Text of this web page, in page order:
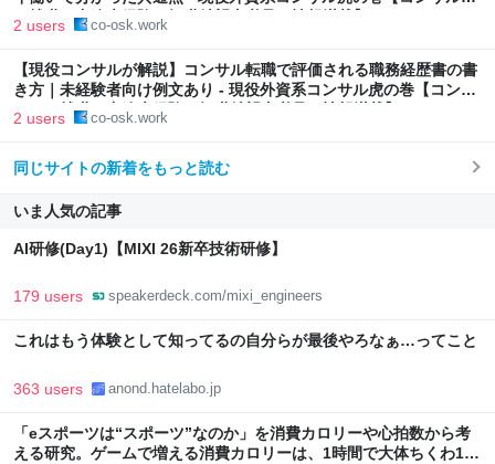
の就職・中途未経験の転職希望者必見の情報満載】
2 users co-osk.work
【現役コンサルが解説】コンサル転職で評価される職務経歴書の書
き方｜未経験者向け例文あり - 現役外資系コンサル虎の巻【コンサ
ルへの就職・中途未経験の転職希望者必見の情報満載】
2 users co-osk.work
同じサイトの新着をもっと読む
いま人気の記事
AI研修(Day1)【MIXI 26新卒技術研修】
179 users speakerdeck.com/mixi_engineers
これはもう体験として知ってるの自分らが最後やろなぁ…ってこと
363 users anond.hatelabo.jp
「eスポーツは“スポーツ”なのか」を消費カロリーや心拍数から考
える研究。ゲームで増える消費カロリーは、1時間で大体ちくわ1本